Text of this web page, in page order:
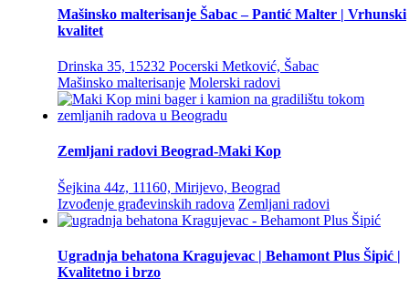
Mašinsko malterisanje Šabac – Pantić Malter | Vrhunski
kvalitet
Drinska 35, 15232 Pocerski Metković, Šabac
Mašinsko malterisanje Molerski radovi
Zemljani radovi Beograd-Maki Kop
Šejkina 44z, 11160, Mirijevo, Beograd
Izvođenje građevinskih radova Zemljani radovi
Ugradnja behatona Kragujevac | Behamont Plus Šipić |
Kvalitetno i brzo